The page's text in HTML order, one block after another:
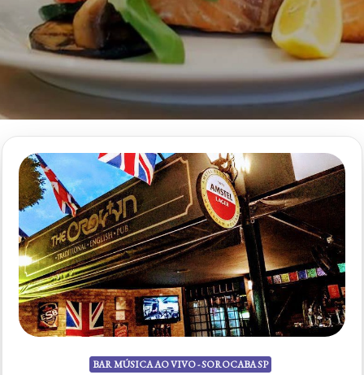
BAR MÚSICA AO VIVO - SOROCABA SP